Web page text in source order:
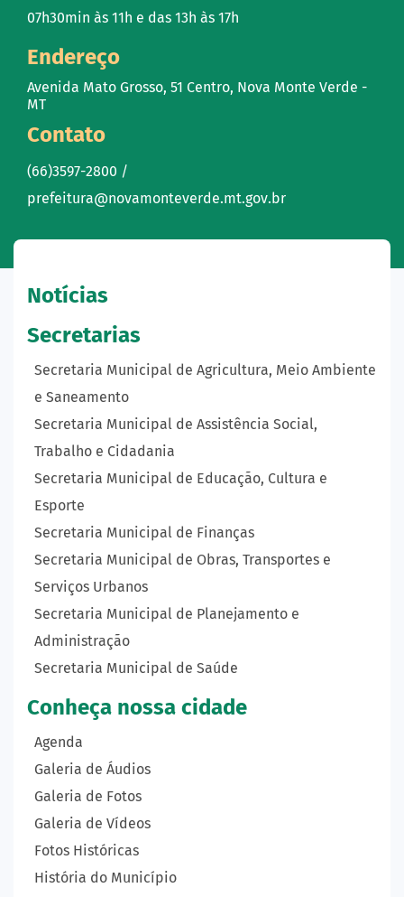
07h30min às 11h e das 13h às 17h
Endereço
Avenida Mato Grosso, 51 Centro, Nova Monte Verde -
MT
Contato
(66)3597-2800 /
prefeitura@novamonteverde.mt.gov.br
Notícias
Secretarias
Secretaria Municipal de Agricultura, Meio Ambiente
e Saneamento
Secretaria Municipal de Assistência Social,
Trabalho e Cidadania
Secretaria Municipal de Educação, Cultura e
Esporte
Secretaria Municipal de Finanças
Secretaria Municipal de Obras, Transportes e
Serviços Urbanos
Secretaria Municipal de Planejamento e
Administração
Secretaria Municipal de Saúde
Conheça nossa cidade
Agenda
Galeria de Áudios
Galeria de Fotos
Galeria de Vídeos
Fotos Históricas
História do Município